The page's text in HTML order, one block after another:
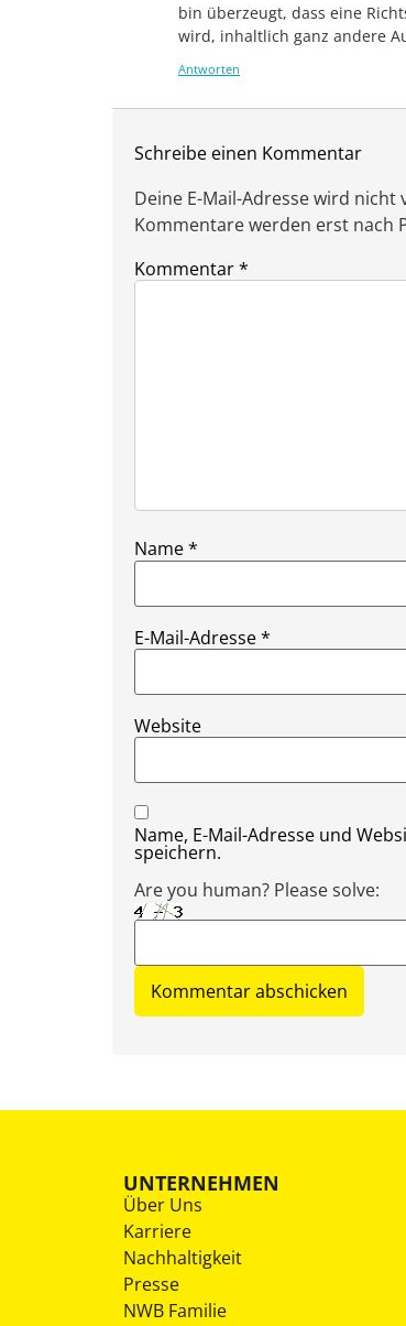
bin überzeugt, dass eine
wird, inhaltlich ganz andere
Antworten
Schreibe einen Kommentar
Deine E-Mail-Adresse wird
Kommentare werden erst nach
Kommentar*
Name*
E-Mail-Adresse*
Website
Name, E-Mail-Adresse und
speichern.
Are you human? Please solve:
UNTERNEHMEN
Über Uns
Karriere
Nachhaltigkeit
Presse
NWB Familie